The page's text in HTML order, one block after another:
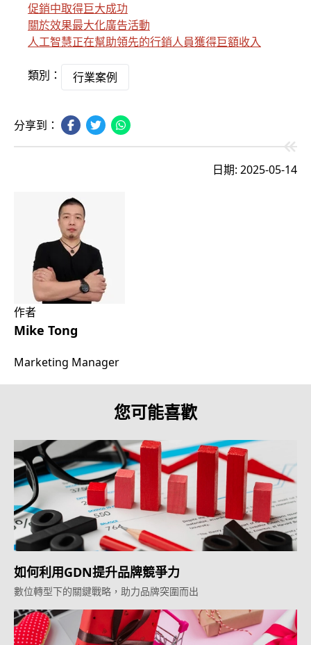
促銷中取得巨大成功
關於效果最大化廣告活動
人工智慧正在幫助領先的行銷人員獲得巨額收入
類別： 行業案例
分享到：
日期: 2025-05-14
作者
Mike Tong
Marketing Manager
您可能喜歡
如何利用GDN提升品牌競爭力
數位轉型下的關鍵戰略，助力品牌突圍而出